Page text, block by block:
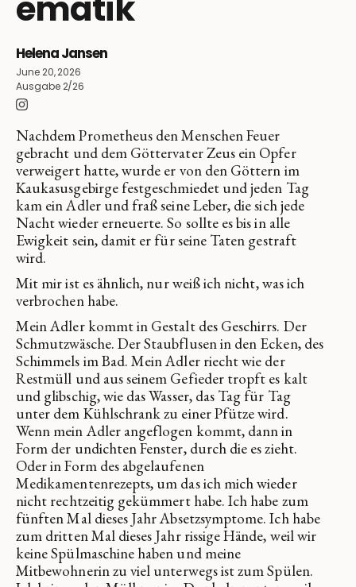
Helena Jansen
June 20, 2026
Ausgabe 2/26
Nachdem Prometheus den Menschen Feuer
gebracht und dem Göttervater Zeus ein Opfer
verweigert hatte, wurde er von den Göttern im
Kaukasusgebirge festgeschmiedet und jeden Tag
kam ein Adler und fraß seine Leber, die sich jede
Nacht wieder erneuerte. So sollte es bis in alle
Ewigkeit sein, damit er für seine Taten gestraft
wird.
Mit mir ist es ähnlich, nur weiß ich nicht, was ich
verbrochen habe.
Mein Adler kommt in Gestalt des Geschirrs. Der
Schmutzwäsche. Der Staubflusen in den Ecken, des
Schimmels im Bad. Mein Adler riecht wie der
Restmüll und aus seinem Gefieder tropft es kalt
und glibschig, wie das Wasser, das Tag für Tag
unter dem Kühlschrank zu einer Pfütze wird.
Wenn mein Adler angeflogen kommt, dann in
Form der undichten Fenster, durch die es zieht.
Oder in Form des abgelaufenen
Medikamentenrezepts, um das ich mich wieder
nicht rechtzeitig gekümmert habe. Ich habe zum
fünften Mal dieses Jahr Absetzsymptome. Ich habe
zum dritten Mal dieses Jahr rissige Hände, weil wir
keine Spülmaschine haben und meine
Mitbewohnerin zu viel unterwegs ist zum Spülen.